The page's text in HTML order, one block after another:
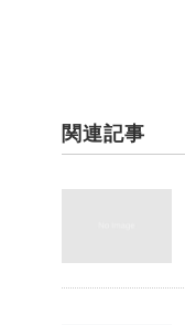
関連記事